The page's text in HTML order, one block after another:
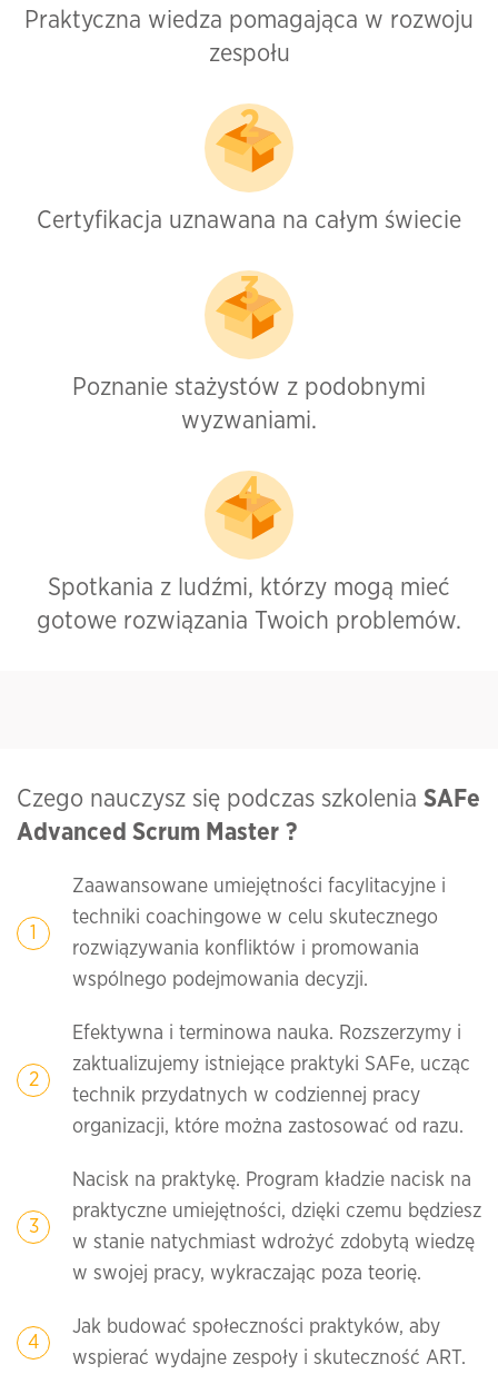
Praktyczna wiedza pomagająca w rozwoju
zespołu
Certyfikacja uznawana na całym świecie
Poznanie stażystów z podobnymi
wyzwaniami.
Spotkania z ludźmi, którzy mogą mieć
gotowe rozwiązania Twoich problemów.
Czego nauczysz się podczas szkolenia SAFe
Advanced Scrum Master ?
Zaawansowane umiejętności facylitacyjne i
techniki coachingowe w celu skutecznego
rozwiązywania konfliktów i promowania
wspólnego podejmowania decyzji.
Efektywna i terminowa nauka. Rozszerzymy i
zaktualizujemy istniejące praktyki SAFe, ucząc
technik przydatnych w codziennej pracy
organizacji, które można zastosować od razu.
Nacisk na praktykę. Program kładzie nacisk na
praktyczne umiejętności, dzięki czemu będziesz
w stanie natychmiast wdrożyć zdobytą wiedzę
w swojej pracy, wykraczając poza teorię.
Jak budować społeczności praktyków, aby
wspierać wydajne zespoły i skuteczność ART.